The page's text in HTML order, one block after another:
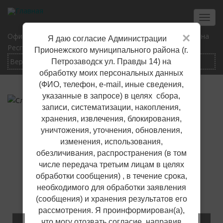
Перейти
основному
содержанию
×
Я даю согласие Администрации
Прионежского муниципального района (г.
Петрозаводск ул. Правды 14) на
обработку моих персональных данных
(ФИО, телефон, е-mail, иные сведения,
указанные в запросе) в целях сбора,
записи, систематизации, накопления,
хранения, извлечения, блокирования,
уничтожения, уточнения, обновления,
изменения, использования,
обезличивания, распространения (в том
числе передача третьим лицам в целях
обработки сообщения) , в течение срока,
необходимого для обработки заявления
(сообщения) и хранения результатов его
рассмотрения. Я проинформирован(а),
Официальный сайт Прионежского муниципального района
Республики Карелия